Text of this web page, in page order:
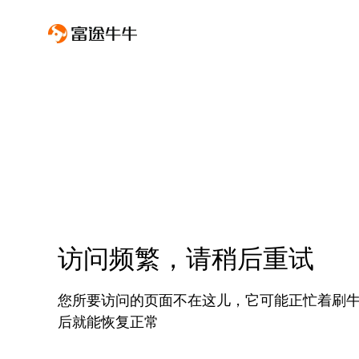
访问频繁，请稍后重试
您所要访问的页面不在这儿，它可能正忙着刷
后就能恢复正常